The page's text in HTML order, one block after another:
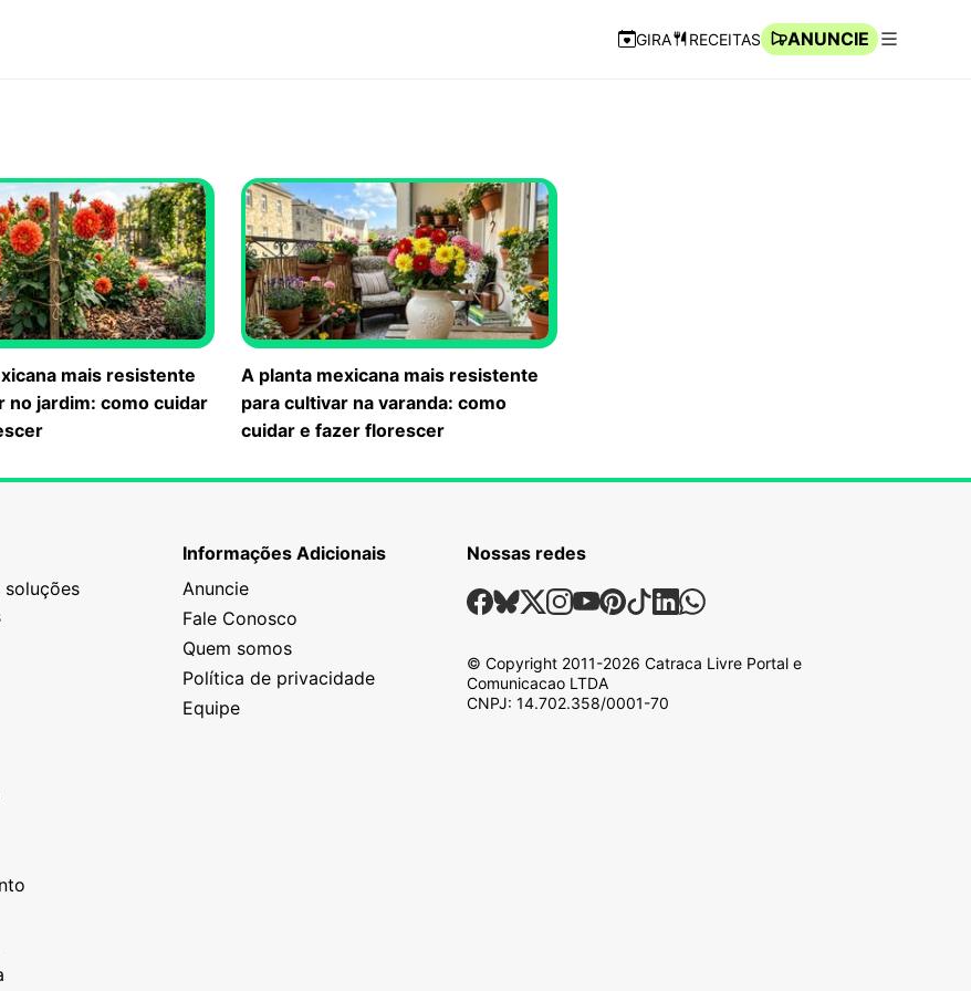
Navegação Rápida
GIRA RECEITAS
ANUNCIE
mais resistente
no jardim: como cuidar
A planta mexicana mais resistente
para cultivar na varanda: como
cuidar e fazer florescer
soluções
Informações Adicionais
Anuncie
Fale Conosco
Quem somos
Política de privacidade
Equipe
Nossas redes
Nossas Redes Sociais
Facebook
Bsky
X Instagram
Youtube
Pinterest
TiktokLinkedin
Whatsapp
© Copyright 2011-2026 Catraca Livre Portal e
Comunicacao LTDA
CNPJ: 14.702.358/0001-70